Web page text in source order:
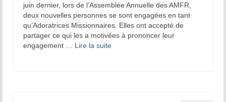
juin dernier, lors de l’Assemblée Annuelle des AMFR,
deux nouvelles personnes se sont engagées en tant
qu’Adoratrices Missionnaires. Elles ont accepté de
partager ce qui les a motivées à prononcer leur
engagement … Lire la suite­­